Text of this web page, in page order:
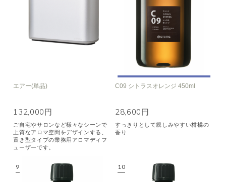
エアー(単品)
132,000円
ご自宅やサロンなど様々なシーンで
上質なアロマ空間をデザインする、
置き型タイプの業務用アロマディフ
ューザーです。
C09 シトラスオレンジ 450ml
28,600円
すっきりとして親しみやすい柑橘の
香り